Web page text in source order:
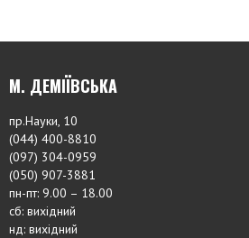
М. ДЕМІЇВСЬКА
пр.Науки, 10
(044) 400-8810
(097) 304-0959
(050) 907-3881
пн-пт: 9.00 – 18.00
сб: вихідний
нд: вихідний